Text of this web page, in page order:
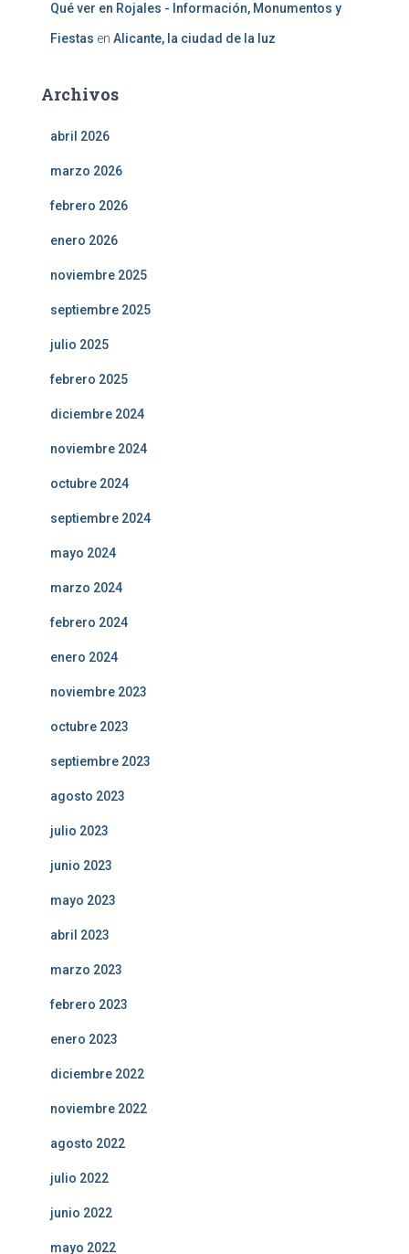
Qué ver en Rojales - Información, Monumentos y
Fiestas en Alicante, la ciudad de la luz
Archivos
abril 2026
marzo 2026
febrero 2026
enero 2026
noviembre 2025
septiembre 2025
julio 2025
febrero 2025
diciembre 2024
noviembre 2024
octubre 2024
septiembre 2024
mayo 2024
marzo 2024
febrero 2024
enero 2024
noviembre 2023
octubre 2023
septiembre 2023
agosto 2023
julio 2023
junio 2023
mayo 2023
abril 2023
marzo 2023
febrero 2023
enero 2023
diciembre 2022
noviembre 2022
agosto 2022
julio 2022
junio 2022
mayo 2022